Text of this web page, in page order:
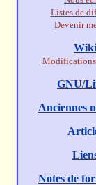
Listes de
Devenir
Wiki
Modifications
GNU/
Anciennes
Notes de